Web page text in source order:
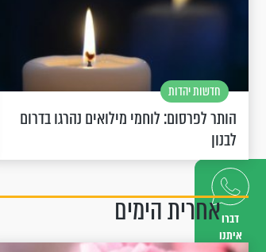
דברו
איתנו
חדשות יהדות
הותר לפרסום: לוחמי מילואים נהרגו בדרום
לבנון
אחרית הימים